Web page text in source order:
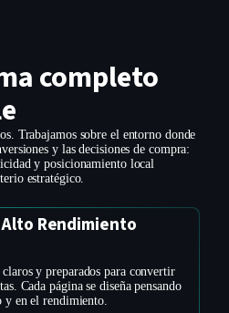
completo
Trabajamos sobre el entorno donde
y las decisiones de compra:
y posicionamiento local
estratégico.
Rendimiento
y preparados para convertir
Cada página se diseña pensando
y en el rendimiento.